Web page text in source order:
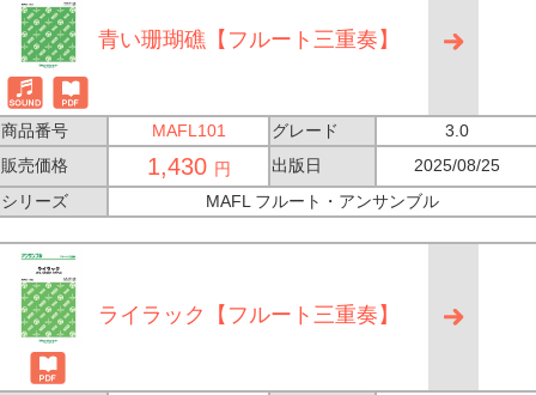
青い珊瑚礁【フルート三重奏】
商品番号 MAFL101 グレード
3.0
販売価格
1,430 円 出版日
2025/08/25
シリーズ
MAFL フルート・アンサンブル
ライラック【フルート三重奏】